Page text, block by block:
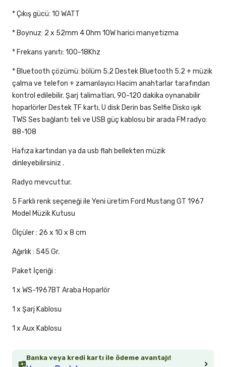
Banka veya kredi kartı ile ödeme avantajı!
* Çıkış gücü: 10 WATT
* Boynuz: 2 x 52mm 4 Ohm 10W harici manyetizma
* Frekans yanıtı: 100-18Khz
* Bluetooth çözümü: bölüm 5.2 Destek Bluetooth 5.2 + müzik
çalma ve telefon + zamanlayıcı Hacim anahtarlar tarafından
kontrol edilebilir. Şarj talimatları, 90-120 dakika oynanabilir
hoparlörler Destek TF kartı, U disk Derin bas Selfie Disko ışık
TWS Ses bağlantı teli ve USB güç kablosu bir arada FM radyo:
88-108
Hafıza kartından ya da usb flah bellekten müzik
dinleyebilirsiniz .
Radyo mevcuttur.
5 Farklı renk seçeneği ile Yeni üretim Ford Mustang GT 1967
Model Müzik Kutusu
Ölçüler : 26 x 10 x 8 cm
Ağırlık : 545 Gr.
Paket İçeriği :
1 x WS-1967BT Araba Hoparlör
1 x Şarj Kablosu
1 x Aux Kablosu